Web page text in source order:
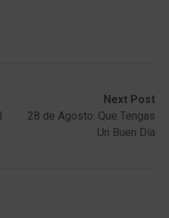
Next Post
28 de Agosto: Que Tengas
Un Buen Día